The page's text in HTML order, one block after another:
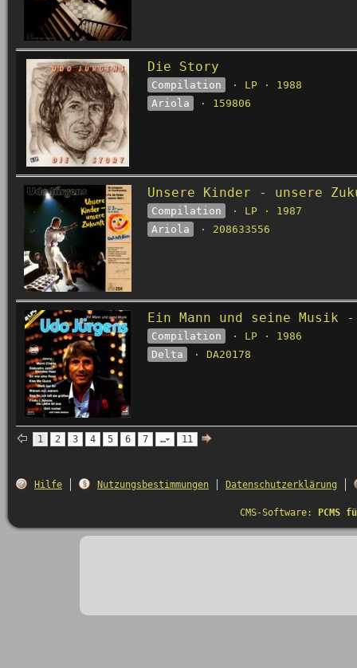
Die Story
Compilation
· LP · 1988
Ariola
· 159806
Unsere Kinder - unsere
Compilation
· LP · 1987
Ariola
· 208633556
Ein Mann und seine
Compilation
· LP · 1986
Delta
· DA20178
1 2 3 4 5 6 7 … 11
Hilfe Nutzungsbestimmungen Datenschutzerklärung
CMS-Software: PCMS